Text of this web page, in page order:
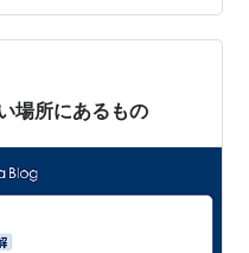
、クオリアは“味がわか
じる”という主観の質の
そや。うちなんか、こ
場所にあるもの